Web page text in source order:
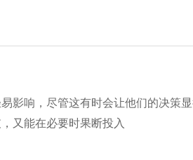
影响，尽管这有时会让他们的决策
又能在必要时果断投入